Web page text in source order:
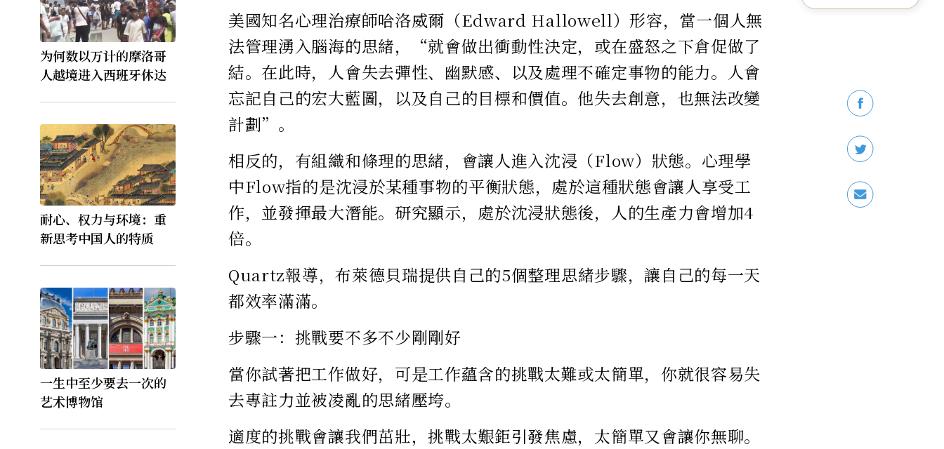
为何数以万计的摩洛哥
人越境进入西班牙休达
耐心、权力与环境：重
新思考中国人的特质
一生中至少要去一次的
艺术博物馆
美國知名心理治療師哈洛威爾（Edward Hallowell）形容，當一個人無
法管理湧入腦海的思緒，“就會做出衝動性決定，或在盛怒之下倉促做了
結。在此時，人會失去彈性、幽默感、以及處理不確定事物的能力。人會
忘記自己的宏大藍圖，以及自己的目標和價值。他失去創意，也無法改變
計劃”。
相反的，有組織和條理的思緒，會讓人進入沈浸（Flow）狀態。心理學
中Flow指的是沈浸於某種事物的平衡狀態，處於這種狀態會讓人享受工
作，並發揮最大潛能。研究顯示，處於沈浸狀態後，人的生產力會增加4
倍。
Quartz報導，布萊德貝瑞提供自己的5個整理思緒步驟，讓自己的每一天
都效率滿滿。
步驟一：挑戰要不多不少剛剛好
當你試著把工作做好，可是工作蘊含的挑戰太難或太簡單，你就很容易失
去專註力並被凌亂的思緒壓垮。
適度的挑戰會讓我們茁壯，挑戰太艱鉅引發焦慮，太簡單又會讓你無聊。